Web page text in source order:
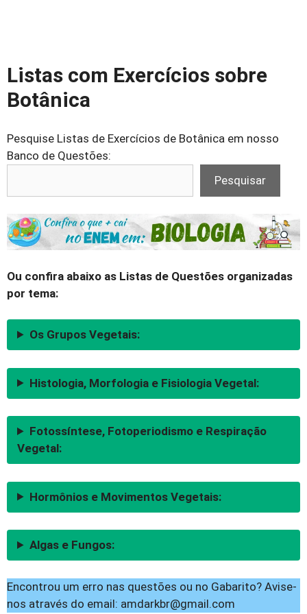
Listas com Exercícios sobre
Botânica
Pesquise Listas de Exercícios de Botânica em nosso
Banco de Questões:
Pesquisar
Ou confira abaixo as Listas de Questões organizadas
por tema:
Os Grupos Vegetais:
Histologia, Morfologia e Fisiologia Vegetal:
Fotossíntese, Fotoperiodismo e Respiração
Vegetal:
Hormônios e Movimentos Vegetais:
Algas e Fungos:
Encontrou um erro nas questões ou no Gabarito? Avise-
nos através do email: amdarkbr@gmail.com